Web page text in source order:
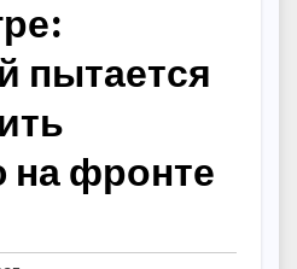
пытается
на фронте